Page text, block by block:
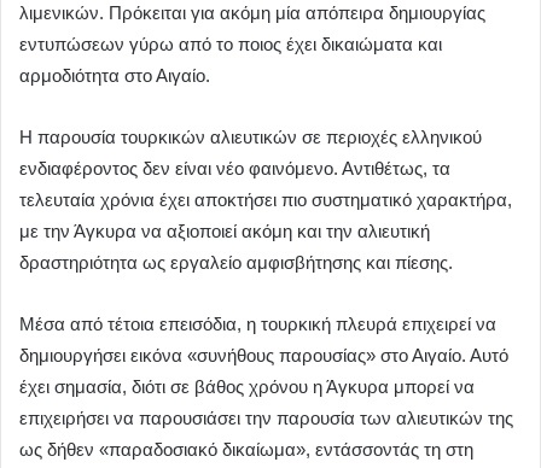
λιμενικών. Πρόκειται για ακόμη μία απόπειρα δημιουργίας
εντυπώσεων γύρω από το ποιος έχει δικαιώματα και
αρμοδιότητα στο Αιγαίο.
Η παρουσία τουρκικών αλιευτικών σε περιοχές ελληνικού
ενδιαφέροντος δεν είναι νέο φαινόμενο. Αντιθέτως, τα
τελευταία χρόνια έχει αποκτήσει πιο συστηματικό χαρακτήρα,
με την Άγκυρα να αξιοποιεί ακόμη και την αλιευτική
δραστηριότητα ως εργαλείο αμφισβήτησης και πίεσης.
Μέσα από τέτοια επεισόδια, η τουρκική πλευρά επιχειρεί να
δημιουργήσει εικόνα «συνήθους παρουσίας» στο Αιγαίο. Αυτό
έχει σημασία, διότι σε βάθος χρόνου η Άγκυρα μπορεί να
επιχειρήσει να παρουσιάσει την παρουσία των αλιευτικών της
ως δήθεν «παραδοσιακό δικαίωμα», εντάσσοντάς τη στη